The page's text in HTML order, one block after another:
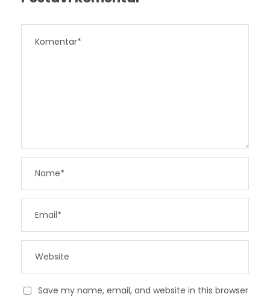
Save my name, email, and website in this browser